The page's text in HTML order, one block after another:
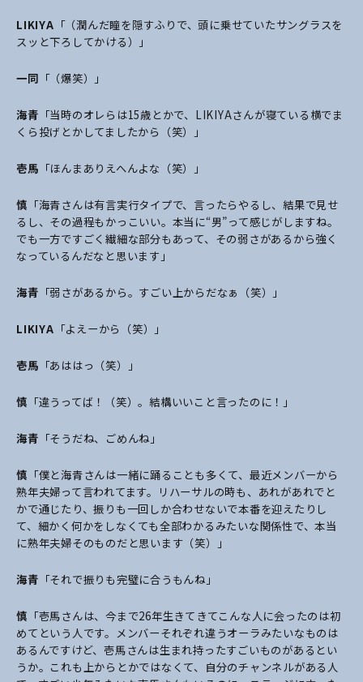
LIKIYA 「（潤んだ瞳を隠すふりで、頭に乗せていたサングラスを
スッと下ろしてかける）」
一同 「（爆笑）」
海青 「当時のオレらは15歳とかで、LIKIYAさんが寝ている横でま
くら投げとかしてましたから（笑）」
壱馬 「ほんまありえへんよな（笑）」
慎 「海青さんは有言実行タイプで、言ったらやるし、結果で見せ
るし、その過程もかっこいい。本当に“男”って感じがしますね。
でも一方ですごく繊細な部分もあって、その弱さがあるから強く
なっているんだなと思います」
海青 「弱さがあるから。すごい上からだなぁ（笑）」
LIKIYA 「よえーから（笑）」
壱馬 「あははっ（笑）」
慎 「違うってば！（笑）。結構いいこと言ったのに！」
海青 「そうだね、ごめんね」
慎 「僕と海青さんは一緒に踊ることも多くて、最近メンバーから
熟年夫婦って言われてます。リハーサルの時も、あれがあれでと
かで通じたり、振りも一回しか合わせないで本番を迎えたりし
て、細かく何かをしなくても全部わかるみたいな関係性で、本当
に熟年夫婦そのものだと思います（笑）」
海青 「それで振りも完璧に合うもんね」
慎 「壱馬さんは、今まで26年生きてきてこんな人に会ったのは初
めてという人です。メンバーそれぞれ違うオーラみたいなものは
あるんですけど、壱馬さんは生まれ持ったすごいものがあるとい
うか。これも上からとかではなくて、自分のチャンネルがある人